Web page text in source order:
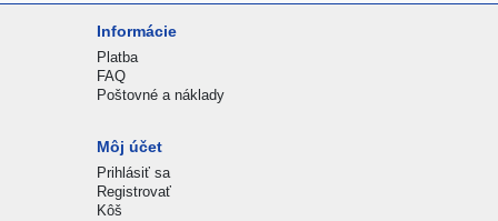
Informácie
Platba
FAQ
Poštovné a náklady
Môj účet
Prihlásiť sa
Registrovať
Kôš